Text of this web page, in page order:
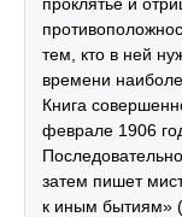
тем, кто в ней
времени
Книга
феврале 1906
затем пишет
к иным бытиям»